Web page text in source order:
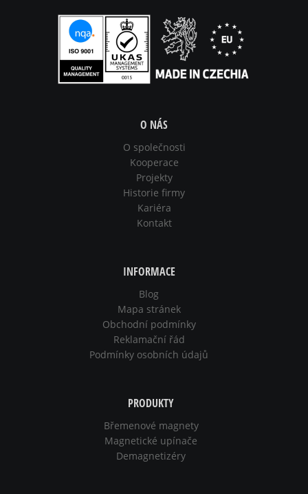
O NÁS
O společnosti
Kooperace
Projekty
Historie firmy
Kariéra
Kontakt
INFORMACE
Blog
Mapa stránek
Obchodní podmínky
Reklamační řád
Podmínky osobních údajů
PRODUKTY
Břemenové magnety
Magnetické upínače
Demagnetizéry